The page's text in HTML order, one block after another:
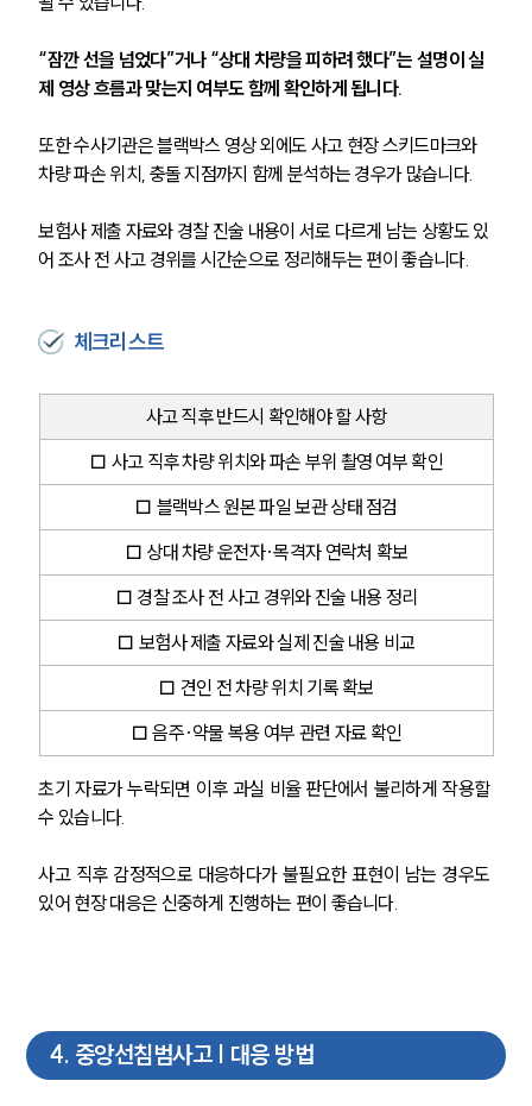
“잠깐 선을 넘었다”거나 “상대 차량을 피하려 했다”는 설명이 실
제 영상 흐름과 맞는지 여부도 함께 확인하게 됩니다.
또한 수사기관은 블랙박스 영상 외에도 사고 현장 스키드마크와
차량 파손 위치, 충돌 지점까지 함께 분석하는 경우가 많습니다.
보험사 제출 자료와 경찰 진술 내용이 서로 다르게 남는 상황도 있
어 조사 전 사고 경위를 시간순으로 정리해두는 편이 좋습니다.
체크리스트
사고 직후 반드시 확인해야 할 사항
□ 사고 직후 차량 위치와 파손 부위 촬영 여부 확인
□ 블랙박스 원본 파일 보관 상태 점검
□ 상대 차량 운전자·목격자 연락처 확보
□ 경찰 조사 전 사고 경위와 진술 내용 정리
□ 보험사 제출 자료와 실제 진술 내용 비교
□ 견인 전 차량 위치 기록 확보
□ 음주·약물 복용 여부 관련 자료 확인
초기 자료가 누락되면 이후 과실 비율 판단에서 불리하게 작용할
수 있습니다.
사고 직후 감정적으로 대응하다가 불필요한 표현이 남는 경우도
있어 현장 대응은 신중하게 진행하는 편이 좋습니다.
4. 중앙선침범사고 | 대응 방법